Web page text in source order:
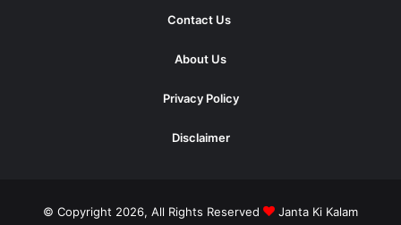
Contact Us
About Us
Privacy Policy
Disclaimer
© Copyright 2026, All Rights Reserved Janta Ki Kalam